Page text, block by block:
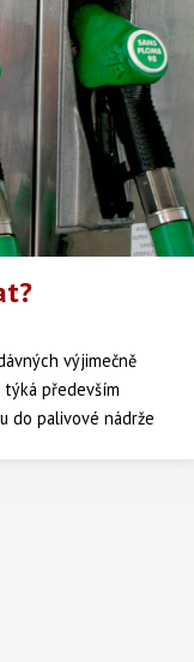
výjimečně
týká především
do palivové nádrže